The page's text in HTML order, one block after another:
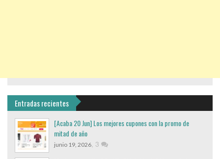
Entradas recientes
[Acaba 20 Jun] Los mejores cupones con la promo de
mitad de año
junio 19, 2026, 3